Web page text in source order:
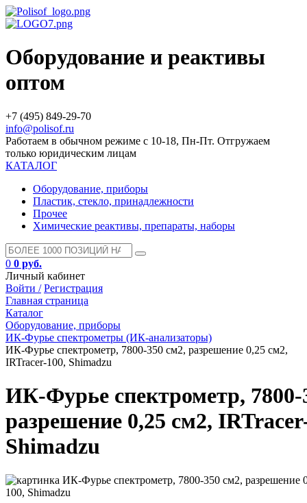
Оборудование и реактивы
оптом
+7 (495) 849-29-70
info@polisof.ru
Работаем в обычном режиме с 10-18, Пн-Пт. Отгружаем
только юридическим лицам
КАТАЛОГ
Оборудование, приборы
Пластик, стекло, принадлежности
Прочее
Химические реактивы, препараты, наборы
0 0 руб.
Личный кабинет
Войти / Регистрация
Главная страница
Каталог
Оборудование, приборы
ИК-Фурье спектрометры (ИК-анализаторы)
ИК-Фурье спектрометр, 7800-350 см2, разрешение 0,25 см2,
IRTracer-100, Shimadzu
ИК-Фурье спектрометр, 7800-
разрешение 0,25 см2,
Shimadzu